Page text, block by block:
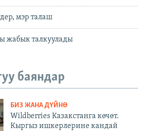
мэр талаш
жабык талкуулады
баяндар
БИЗ ЖАНА ДҮЙНӨ
Wildberries Казакстанга көчөт.
Кыргыз ишкерлерине кандай